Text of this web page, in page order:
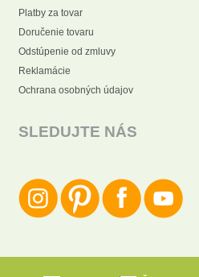
Platby za tovar
Doručenie tovaru
Odstúpenie od zmluvy
Reklamácie
Ochrana osobných údajov
SLEDUJTE NÁS